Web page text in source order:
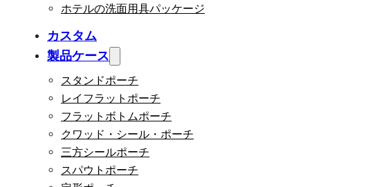
ホテルの洗面用具パッケージ
カスタム
製品ケース
スタンドポーチ
レイフラットポーチ
フラットボトムポーチ
クワッド・シール・ポーチ
三方シールポーチ
スパウトポーチ